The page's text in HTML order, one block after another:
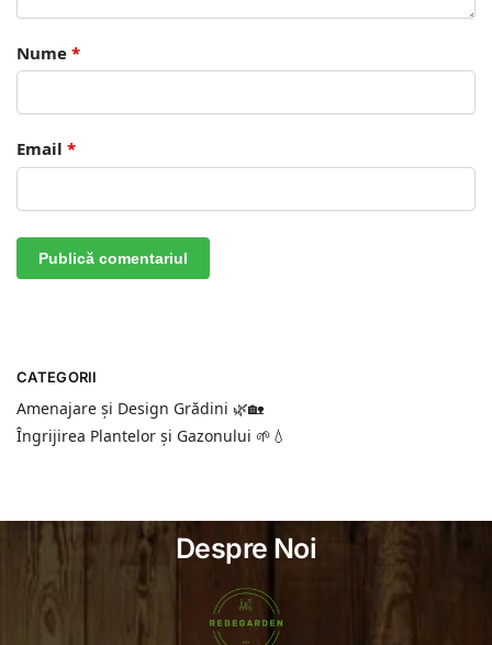
Nume *
Email *
CATEGORII
Amenajare și Design Grădini 🌿🏡
Îngrijirea Plantelor și Gazonului 🌱💧
Despre Noi